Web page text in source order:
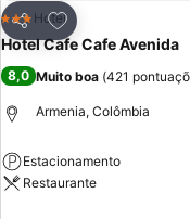
Partilhar
Adicionar aos
3 Estrelas
Hotel
Hotel Cafe Cafe Avenida
8,0 Muito boa (421
Armenia, Colômbia
Estacionamento
Restaurante